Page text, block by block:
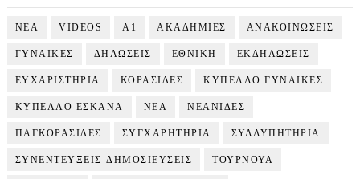
NEA VIDEOS Α1 ΑΚΑΔΗΜΙΕΣ ΑΝΑΚΟΙΝΩΣΕΙΣ
ΓΥΝΑΙΚΕΣ ΔΗΛΩΣΕΙΣ ΕΘΝΙΚΗ ΕΚΔΗΛΩΣΕΙΣ
ΕΥΧΑΡΙΣΤΗΡΙΑ ΚΟΡΑΣΙΔΕΣ ΚΥΠΕΛΛΟ ΓΥΝΑΙΚΕΣ
ΚΥΠΕΛΛΟ ΕΣΚΑΝΑ ΝΕΑ ΝΕΑΝΙΔΕΣ
ΠΑΓΚΟΡΑΣΙΔΕΣ ΣΥΓΧΑΡΗΤΗΡΙΑ ΣΥΛΛΥΠΗΤΗΡΙΑ
ΣΥΝΕΝΤΕΥΞΕΙΣ-ΔΗΜΟΣΙΕΥΣΕΙΣ ΤΟΥΡΝΟΥΑ